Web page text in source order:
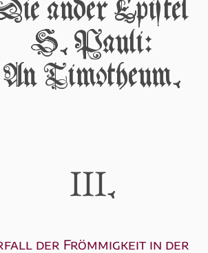
ánder Epiſtel
S. Páuli:
An Timótheum.
III.
der Frömmigkeit in der